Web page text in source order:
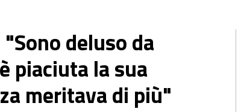
deluso da
piaciuta la sua
meritava di più"